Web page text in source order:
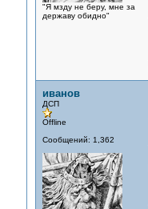
"Я мзду не беру, мне за
державу обидно"
иванов
ДСП
Offline
Сообщений: 1,362